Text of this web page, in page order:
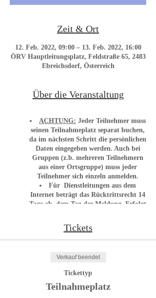
Zeit & Ort
12. Feb. 2022, 09:00 – 13. Feb. 2022, 16:00
ÖRV Hauptleitungsplatz, Feldstraße 65, 2483
Ebreichsdorf, Österreich
Über die Veranstaltung
ACHTUNG: Jeder Teilnehmer muss
seinen Teilnahmeplatz separat buchen,
da im nächsten Schritt die persönlichen
Daten eingegeben werden. Auch bei
Gruppen (z.b. mehreren Teilnehmern
aus einer Ortsgruppe) muss jeder
Teilnehmer sich einzeln anmelden.
Für Dienstleitungen aus dem
Internet beträgt das Rücktrittsrecht 14
Tage ab dem Tag der Meldung. Erfolgt
Rücktrittsgebühr verrechnet.
NICHT ÖRV-Mitglieder müssen ein
Gast-Ticket buchen, welches nach
freigeschalten wird. Eine Anmeldung
ohne dem Gast-Ticket ist NICHT
zulässig.
Zutritt NUR für geimpfte oder
Tickets
Verkauf beendet
Tickettyp
Teilnahmeplatz